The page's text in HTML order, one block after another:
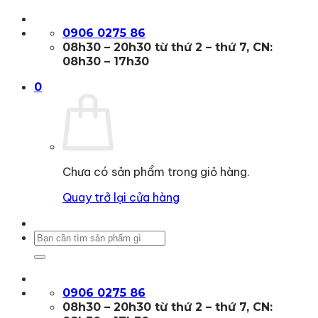
qua
0906 0275 86
08h30 – 20h30 từ thứ 2 – thứ 7, CN:
08h30 – 17h30
0
Chưa có sản phẩm trong giỏ hàng.
Quay trở lại cửa hàng
Tìm
0906 0275 86
08h30 – 20h30 từ thứ 2 – thứ 7, CN: